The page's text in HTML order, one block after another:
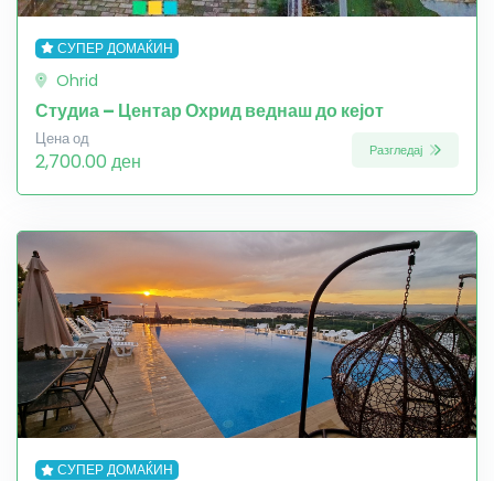
СУПЕР ДОМАЌИН
Ohrid
Студиа – Центар Охрид веднаш до кејот
Цена од
2,700.00 ден Разгледај
СУПЕР ДОМАЌИН